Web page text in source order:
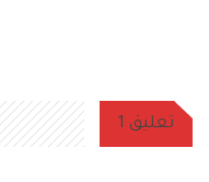
تعليق 1